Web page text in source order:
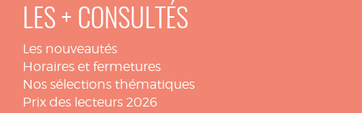
LES + CONSULTÉS
Les nouveautés
Horaires et fermetures
Nos sélections thématiques
Prix des lecteurs 2026